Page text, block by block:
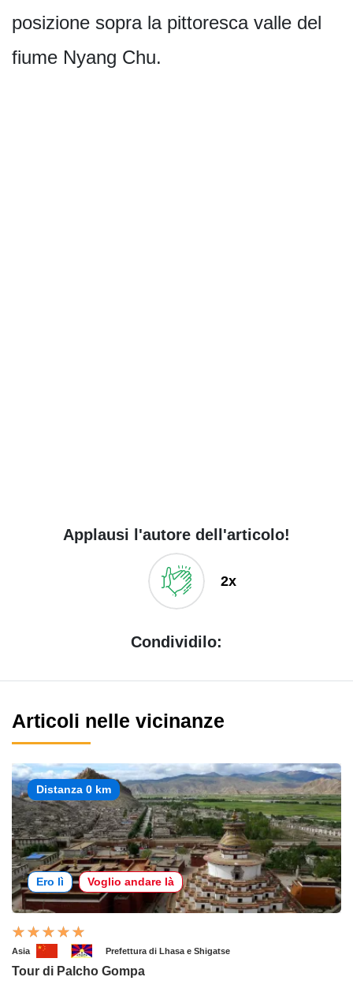
posizione sopra la pittoresca valle del
fiume Nyang Chu.
Applausi l'autore dell'articolo!
2x
Condividilo:
Articoli nelle vicinanze
Distanza 0 km
Ero lì Voglio andare là
Asia Prefettura di Lhasa e Shigatse
Tour di Palcho Gompa